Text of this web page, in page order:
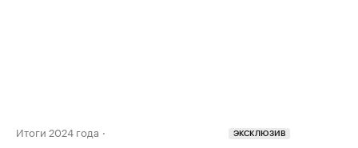
Итоги 2024 года ЭКСКЛЮЗИВ